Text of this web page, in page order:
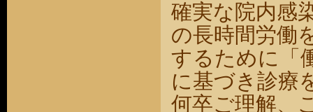
確実な院内感
の長時間労働
するために「
に基づき診療
何卒ご理解、